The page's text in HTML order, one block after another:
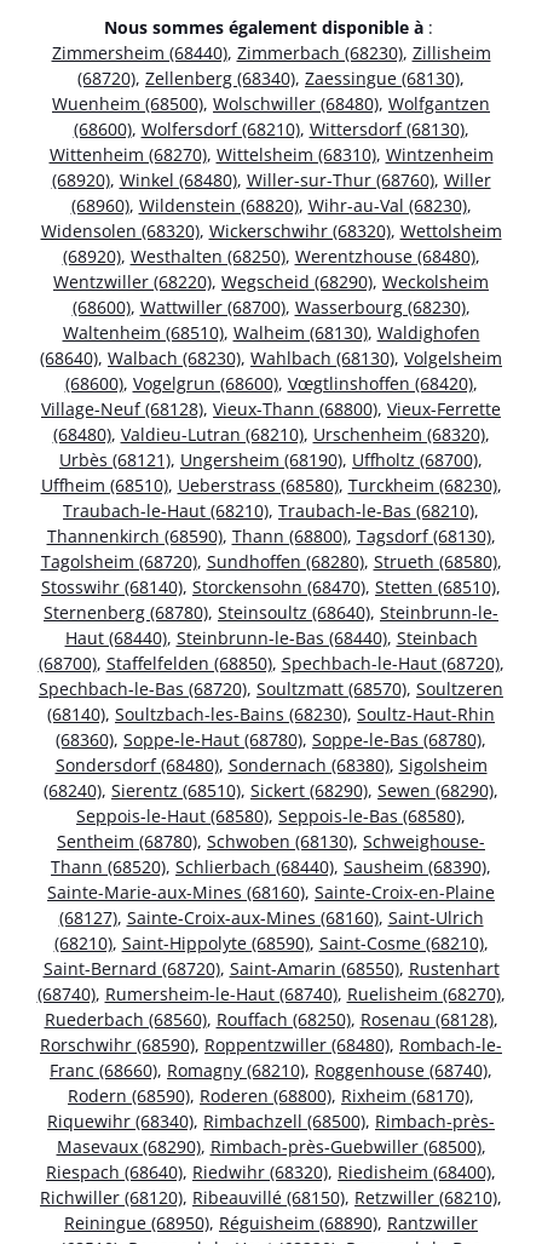
Nous sommes également disponible à :
Zimmersheim (68440), Zimmerbach (68230), Zillisheim
(68720), Zellenberg (68340), Zaessingue (68130),
Wuenheim (68500), Wolschwiller (68480), Wolfgantzen
(68600), Wolfersdorf (68210), Wittersdorf (68130),
Wittenheim (68270), Wittelsheim (68310), Wintzenheim
(68920), Winkel (68480), Willer-sur-Thur (68760), Willer
(68960), Wildenstein (68820), Wihr-au-Val (68230),
Widensolen (68320), Wickerschwihr (68320), Wettolsheim
(68920), Westhalten (68250), Werentzhouse (68480),
Wentzwiller (68220), Wegscheid (68290), Weckolsheim
(68600), Wattwiller (68700), Wasserbourg (68230),
Waltenheim (68510), Walheim (68130), Waldighofen
(68640), Walbach (68230), Wahlbach (68130), Volgelsheim
(68600), Vogelgrun (68600), Vœgtlinshoffen (68420),
Village-Neuf (68128), Vieux-Thann (68800), Vieux-Ferrette
(68480), Valdieu-Lutran (68210), Urschenheim (68320),
Urbès (68121), Ungersheim (68190), Uffholtz (68700),
Uffheim (68510), Ueberstrass (68580), Turckheim (68230),
Traubach-le-Haut (68210), Traubach-le-Bas (68210),
Thannenkirch (68590), Thann (68800), Tagsdorf (68130),
Tagolsheim (68720), Sundhoffen (68280), Strueth (68580),
Stosswihr (68140), Storckensohn (68470), Stetten (68510),
Sternenberg (68780), Steinsoultz (68640), Steinbrunn-le-
Haut (68440), Steinbrunn-le-Bas (68440), Steinbach
(68700), Staffelfelden (68850), Spechbach-le-Haut (68720),
Spechbach-le-Bas (68720), Soultzmatt (68570), Soultzeren
(68140), Soultzbach-les-Bains (68230), Soultz-Haut-Rhin
(68360), Soppe-le-Haut (68780), Soppe-le-Bas (68780),
Sondersdorf (68480), Sondernach (68380), Sigolsheim
(68240), Sierentz (68510), Sickert (68290), Sewen (68290),
Seppois-le-Haut (68580), Seppois-le-Bas (68580),
Sentheim (68780), Schwoben (68130), Schweighouse-
Thann (68520), Schlierbach (68440), Sausheim (68390),
Sainte-Marie-aux-Mines (68160), Sainte-Croix-en-Plaine
(68127), Sainte-Croix-aux-Mines (68160), Saint-Ulrich
(68210), Saint-Hippolyte (68590), Saint-Cosme (68210),
Saint-Bernard (68720), Saint-Amarin (68550), Rustenhart
(68740), Rumersheim-le-Haut (68740), Ruelisheim (68270),
Ruederbach (68560), Rouffach (68250), Rosenau (68128),
Rorschwihr (68590), Roppentzwiller (68480), Rombach-le-
Franc (68660), Romagny (68210), Roggenhouse (68740),
Rodern (68590), Roderen (68800), Rixheim (68170),
Riquewihr (68340), Rimbachzell (68500), Rimbach-près-
Masevaux (68290), Rimbach-près-Guebwiller (68500),
Riespach (68640), Riedwihr (68320), Riedisheim (68400),
Richwiller (68120), Ribeauvillé (68150), Retzwiller (68210),
Reiningue (68950), Réguisheim (68890), Rantzwiller